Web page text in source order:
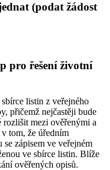
(podat žádost
pro řešení životní
listin z veřejného
přičemž nejčastěji bude
rozlišit mezi ověřenými a
tom, že úředním
zápisem ve veřejném
ve sbírce listin. Blíže
ověřených opisů.